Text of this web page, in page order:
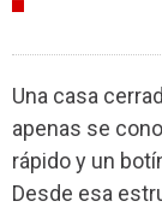
Una casa
apenas se
rápido y un
Desde esa